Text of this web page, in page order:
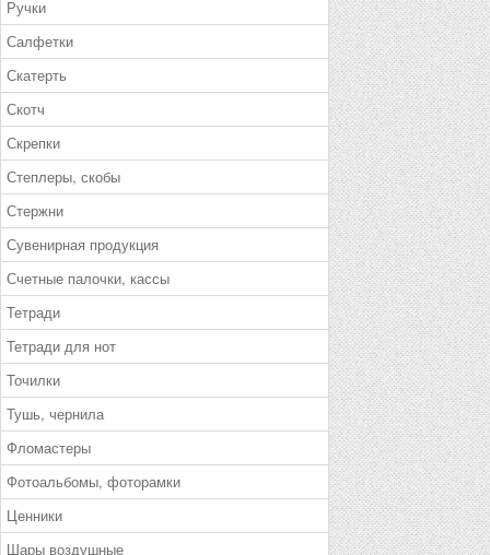
Ручки
Салфетки
Скатерть
Скотч
Скрепки
Степлеры, скобы
Стержни
Сувенирная продукция
Счетные палочки, кассы
Тетради
Тетради для нот
Точилки
Тушь, чернила
Фломастеры
Фотоальбомы, фоторамки
Ценники
Шары воздушные